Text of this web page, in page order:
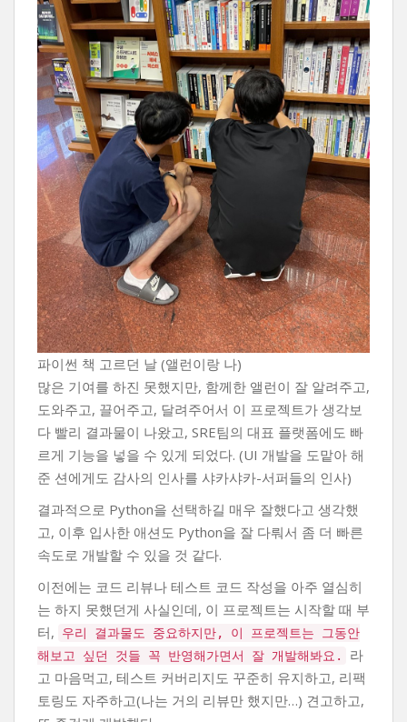
파이썬 책 고르던 날 (앨런이랑 나)
많은 기여를 하진 못했지만, 함께한 앨런이 잘 알려주고,
도와주고, 끌어주고, 달려주어서 이 프로젝트가 생각보
다 빨리 결과물이 나왔고, SRE팀의 대표 플랫폼에도 빠
르게 기능을 넣을 수 있게 되었다. (UI 개발을 도맡아 해
준 션에게도 감사의 인사를 샤카샤카-서퍼들의 인사)
결과적으로 Python을 선택하길 매우 잘했다고 생각했
고, 이후 입사한 애션도 Python을 잘 다뤄서 좀 더 빠른
속도로 개발할 수 있을 것 같다.
이전에는 코드 리뷰나 테스트 코드 작성을 아주 열심히
는 하지 못했던게 사실인데, 이 프로젝트는 시작할 때 부
터,
우리 결과물도 중요하지만, 이 프로젝트는 그동안
해보고 싶던 것들 꼭 반영해가면서 잘 개발해봐요.
라
고 마음먹고, 테스트 커버리지도 꾸준히 유지하고, 리팩
토링도 자주하고(나는 거의 리뷰만 했지만…) 견고하고,